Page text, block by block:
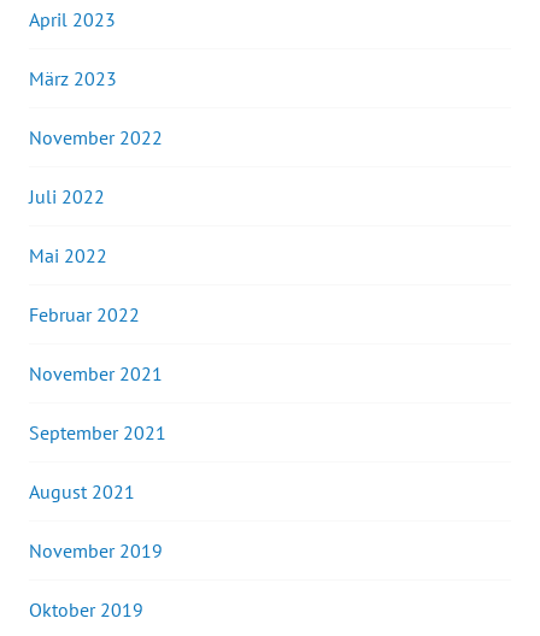
April 2023
März 2023
November 2022
Juli 2022
Mai 2022
Februar 2022
November 2021
September 2021
August 2021
November 2019
Oktober 2019